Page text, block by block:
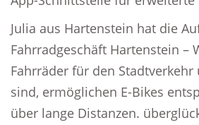
Julia aus Hartenstein hat die
Fahrradgeschäft Hartenstein –
Fahrräder für den Stadtverkehr
sind, ermöglichen E-Bikes
über lange Distanzen.